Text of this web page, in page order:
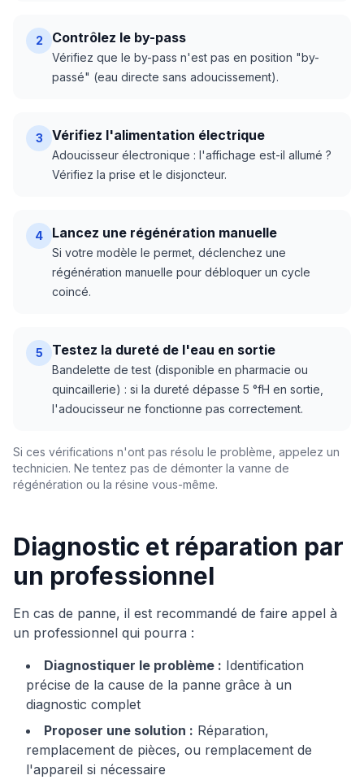
2 Contrôlez le by-pass
Vérifiez que le by-pass n'est pas en position "by-
passé" (eau directe sans adoucissement).
3 Vérifiez l'alimentation électrique
Adoucisseur électronique : l'affichage est-il allumé ?
Vérifiez la prise et le disjoncteur.
4 Lancez une régénération manuelle
Si votre modèle le permet, déclenchez une
régénération manuelle pour débloquer un cycle
coincé.
5 Testez la dureté de l'eau en sortie
Bandelette de test (disponible en pharmacie ou
quincaillerie) : si la dureté dépasse 5 °fH en sortie,
l'adoucisseur ne fonctionne pas correctement.
Si ces vérifications n'ont pas résolu le problème, appelez un
technicien. Ne tentez pas de démonter la vanne de
régénération ou la résine vous-même.
Diagnostic et réparation par
un professionnel
En cas de panne, il est recommandé de faire appel à
un professionnel qui pourra :
Diagnostiquer le problème : Identification
précise de la cause de la panne grâce à un
diagnostic complet
Proposer une solution : Réparation,
remplacement de pièces, ou remplacement de
l'appareil si nécessaire